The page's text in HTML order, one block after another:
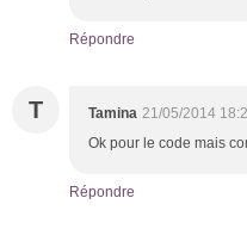
Répondre
T Tamina 21/05/2014
Ok pour le code mais
Répondre